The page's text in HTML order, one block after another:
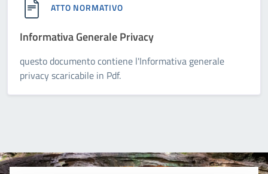
ATTO NORMATIVO
Informativa Generale Privacy
questo documento contiene l'Informativa generale
privacy scaricabile in Pdf.